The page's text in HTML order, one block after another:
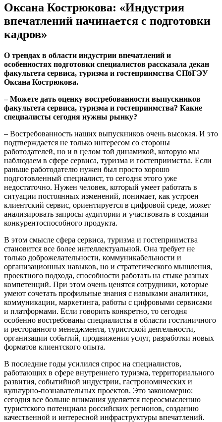
Оксана Кострюкова: «Индустрия
впечатлений начинается с подготовки
кадров»
О трендах в области индустрии впечатлений и
особенностях подготовки специалистов рассказала декан
факультета сервиса, туризма и гостеприимства СПбГЭУ
Оксана Кострюкова.
– Можете дать оценку востребованности выпускников
факультета сервиса, туризма и гостеприимства? Какие
специалисты сегодня нужны рынку?
– Востребованность наших выпускников очень высокая. И это
подтверждается не только интересом со стороны
работодателей, но и в целом той динамикой, которую мы
наблюдаем в сфере сервиса, туризма и гостеприимства. Если
раньше работодателю нужен был просто хорошо
подготовленный специалист, то сегодня этого уже
недостаточно. Нужен человек, который умеет работать в
ситуации постоянных изменений, понимает, как устроен
клиентский сервис, ориентируется в цифровой среде, может
анализировать запросы аудитории и участвовать в создании
конкурентоспособного продукта.
В этом смысле сфера сервиса, туризма и гостеприимства
становится все более интеллектуальной. Она требует не
только доброжелательности, коммуникабельности и
организационных навыков, но и стратегического мышления,
проектного подхода, способности работать на стыке разных
компетенций. При этом очень ценятся сотрудники, которые
умеют сочетать профильные знания с навыками аналитики,
коммуникации, маркетинга, работы с цифровыми сервисами
и платформами. Если говорить конкретно, то сегодня
особенно востребованы специалисты в области гостиничного
и ресторанного менеджмента, туристской деятельности,
организации событий, продвижения услуг, разработки новых
форматов клиентского опыта.
В последние годы усилился спрос на специалистов,
работающих в сфере внутреннего туризма, территориального
развития, событийной индустрии, гастрономических и
культурно-познавательных проектов. Это закономерно:
сегодня все больше внимания уделяется переосмыслению
туристского потенциала российских регионов, созданию
качественной и интересной инфраструктуры впечатлений.